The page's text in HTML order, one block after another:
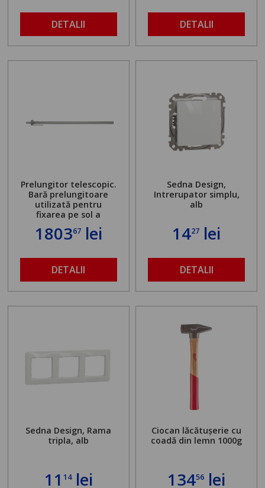
DETALII DETALII
Prelungitor telescopic.
Bară prelungitoare
utilizată pentru
fixarea pe sol a
standului mașinii de
găurit în locul
maximă admisă de 500
kg și înălțime reglabilă
de la 1,8 la 2,9 m
180367lei
DETALII
Sedna Design,
Intrerupator simplu,
alb
1427 lei
DETALII
Sedna Design, Rama
tripla, alb
11 14lei
Ciocan lăcătușerie cu
coadă din lemn 1000g
13456 lei